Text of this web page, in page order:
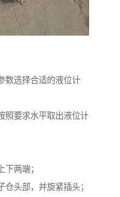
数选择合适的液位计
照要求水平取出液位计
两端；
头部，并旋紧插头；